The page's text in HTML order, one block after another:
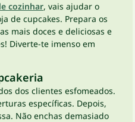
cozinhar, vais ajudar o
de cupcakes. Prepara os
mais doces e deliciosas e
Diverte-te imenso em
dos clientes esfomeados.
específicas. Depois,
Não enchas demasiado